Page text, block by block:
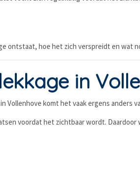
ontstaat, hoe het zich verspreidt en wat
in
Vollenhove komt het vaak ergens anders
voordat het zichtbaar wordt. Daardoor